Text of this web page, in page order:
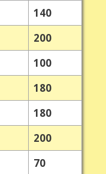
140
200
100
180
180
200
70